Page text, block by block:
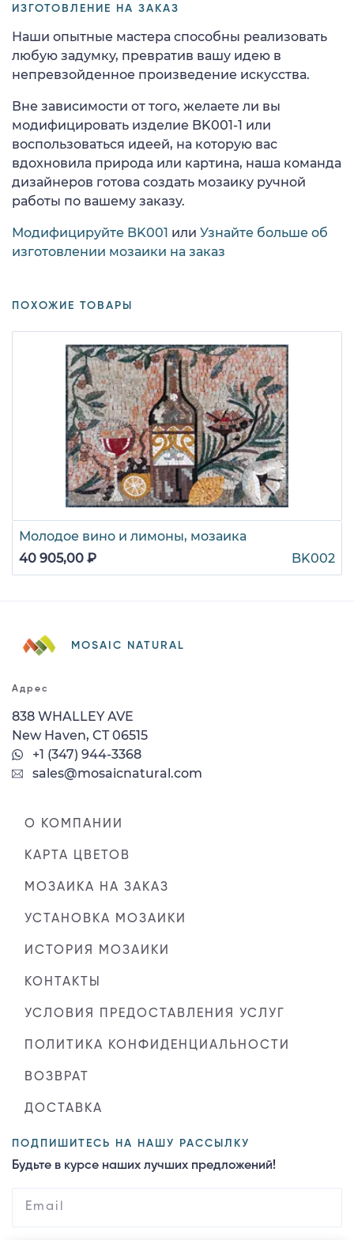
ИЗГОТОВЛЕНИЕ НА ЗАКАЗ
Наши опытные мастера способны реализовать
любую задумку, превратив вашу идею в
непревзойденное произведение искусства.
Вне зависимости от того, желаете ли вы
модифицировать изделие BK001-1 или
воспользоваться идеей, на которую вас
вдохновила природа или картина, наша команда
дизайнеров готова создать мозаику ручной
работы по вашему заказу.
Модифицируйте BK001 или Узнайте больше об
изготовлении мозаики на заказ
ПОХОЖИЕ ТОВАРЫ
Молодое вино и лимоны, мозаика
40 905,00 ₽
BK002
MOSAIC NATURAL
Адрес
838 WHALLEY AVE
New Haven, CT 06515
+1 (347) 944-3368
sales@mosaicnatural.com
О КОМПАНИИ
КАРТА ЦВЕТОВ
МОЗАИКА НА ЗАКАЗ
УСТАНОВКА МОЗАИКИ
ИСТОРИЯ МОЗАИКИ
КОНТАКТЫ
УСЛОВИЯ ПРЕДОСТАВЛЕНИЯ УСЛУГ
ПОЛИТИКА КОНФИДЕНЦИАЛЬНОСТИ
ВОЗВРАТ
ДОСТАВКА
ПОДПИШИТЕСЬ НА НАШУ РАССЫЛКУ
Будьте в курсе наших лучших предложений!